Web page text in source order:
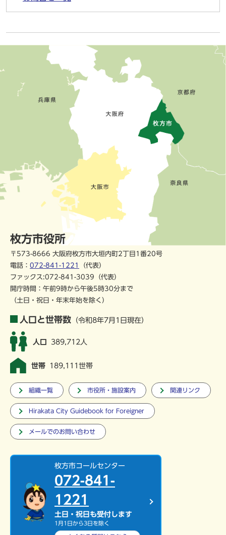
枚方市役所
〒573-8666 大阪府枚方市大垣内町2丁目1番20号
電話： 072-841-1221
（代表）
ファックス:072-841-3039（代表）
開庁時間：午前9時から午後5時30分まで
（土日・祝日・年末年始を除く）
人口と世帯数 （令和8年7月1日現在）
人口 389,712人
世帯 189,111世帯
組織一覧 市役所・施設案内 関連リンク
Hirakata City Guidebook for Foreigner
メールでのお問い合わせ
枚方市コールセンター
072-841-
1221
土日・祝日も受付します
1月1日から3日を除く